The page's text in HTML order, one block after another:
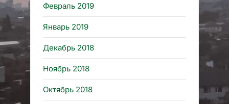
Февраль 2019
Январь 2019
Декабрь 2018
Ноябрь 2018
Октябрь 2018